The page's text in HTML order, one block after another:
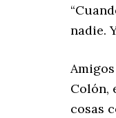
nadie.
Colón,
cosas